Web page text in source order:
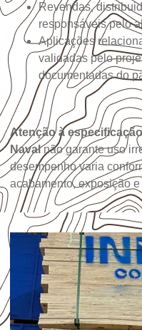
Revendas,
responsáveis pelo
Aplicações
validadas pelo
documentadas do
Atenção à
Navalnão garante uso
desempenho varia
acabamento, exposição